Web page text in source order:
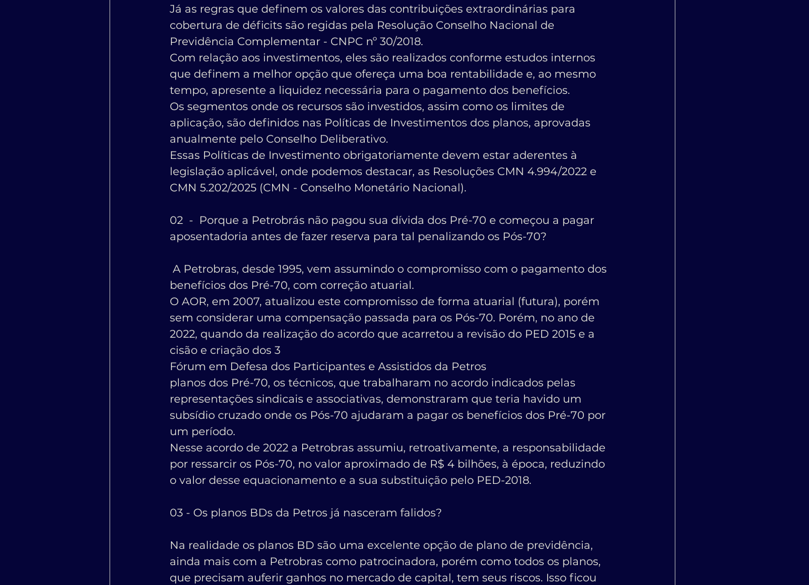
Já as regras que definem os valores das contribuições extraordinárias para
cobertura de déficits são regidas pela Resolução Conselho Nacional de
Previdência Complementar - CNPC nº 30/2018.
Com relação aos investimentos, eles são realizados conforme estudos internos
que definem a melhor opção que ofereça uma boa rentabilidade e, ao mesmo
tempo, apresente a liquidez necessária para o pagamento dos benefícios.
Os segmentos onde os recursos são investidos, assim como os limites de
aplicação, são definidos nas Políticas de Investimentos dos planos, aprovadas
anualmente pelo Conselho Deliberativo.
Essas Políticas de Investimento obrigatoriamente devem estar aderentes à
legislação aplicável, onde podemos destacar, as Resoluções CMN 4.994/2022 e
CMN 5.202/2025 (CMN - Conselho Monetário Nacional).
02  -  Porque a Petrobrás não pagou sua dívida dos Pré-70 e começou a pagar
aposentadoria antes de fazer reserva para tal penalizando os Pós-70?
benefícios dos Pré-70, com correção atuarial.
O AOR, em 2007, atualizou este compromisso de forma atuarial (futura), porém
sem considerar uma compensação passada para os Pós-70. Porém, no ano de
2022, quando da realização do acordo que acarretou a revisão do PED 2015 e a
cisão e criação dos 3
Fórum em Defesa dos Participantes e Assistidos da Petros
planos dos Pré-70, os técnicos, que trabalharam no acordo indicados pelas
representações sindicais e associativas, demonstraram que teria havido um
subsídio cruzado onde os Pós-70 ajudaram a pagar os benefícios dos Pré-70 por
um período.
Nesse acordo de 2022 a Petrobras assumiu, retroativamente, a responsabilidade
por ressarcir os Pós-70, no valor aproximado de R$ 4 bilhões, à época, reduzindo
o valor desse equacionamento e a sua substituição pelo PED-2018.
03 - Os planos BDs da Petros já nasceram falidos?
Na realidade os planos BD são uma excelente opção de plano de previdência,
ainda mais com a Petrobras como patrocinadora, porém como todos os planos,
que precisam auferir ganhos no mercado de capital, tem seus riscos. Isso ficou